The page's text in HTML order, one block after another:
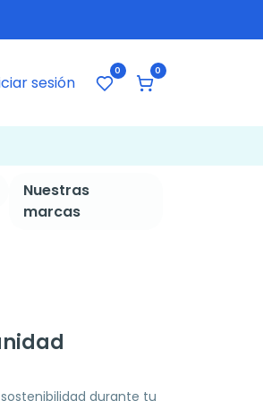
sesión
0 0
Nuestras
marcas
durante tu